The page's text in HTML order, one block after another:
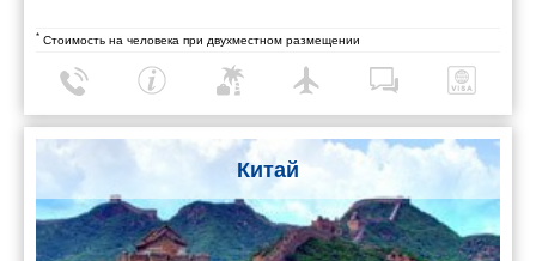
* Стоимость на человека при двухместном размещении
Китай